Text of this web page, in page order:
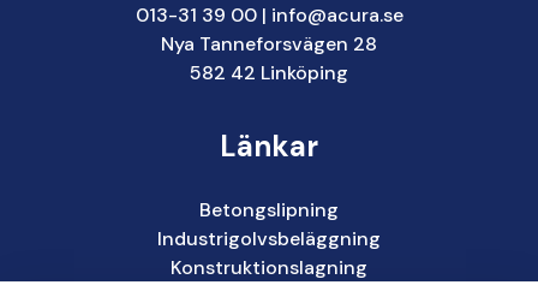
013-31 39 00| info@acura.se
Nya Tanneforsvägen 28
582 42 Linköping
Länkar
Betongslipning
Industrigolvsbeläggning
Konstruktionslagning